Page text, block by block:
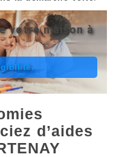
votre maison à
d’aides